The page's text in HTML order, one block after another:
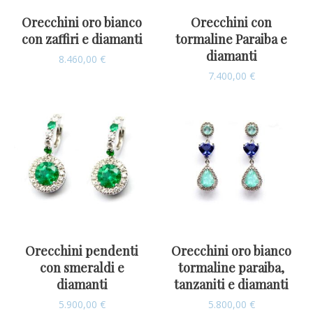
Orecchini oro bianco
con zaffiri e diamanti
8.460,00 €
Orecchini con
tormaline Paraiba e
diamanti
7.400,00 €
Orecchini pendenti
con smeraldi e
diamanti
5.900,00 €
Orecchini oro bianco
tormaline paraiba,
tanzaniti e diamanti
5.800,00 €